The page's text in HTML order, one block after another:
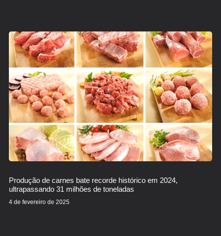
Produção de carnes bate recorde histórico em 2024,
ultrapassando 31 milhões de toneladas
4 de fevereiro de 2025